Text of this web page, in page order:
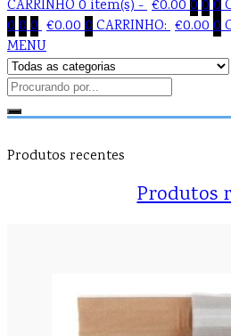
CARRINHO0 item(s) - €0.00000
000 €0.000CARRINHO: €0.000
MENU
Produtos recentes
Produtos